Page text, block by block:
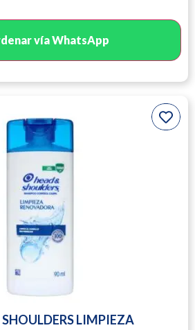
vía WhatsApp
LIMPIEZA